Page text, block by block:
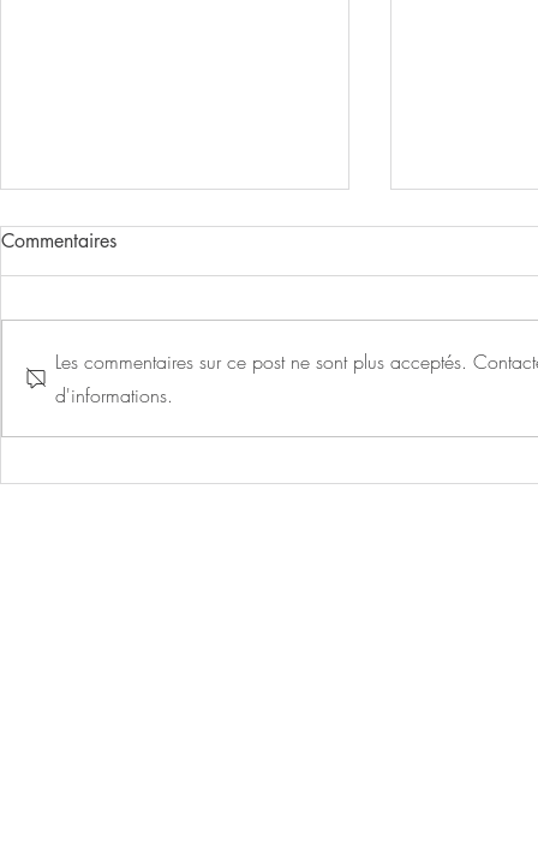
Une nouvelle piste cyclable
l’Assomption
Commentaires
Les commentaires sur ce post ne sont plus acceptés.
d'informations.